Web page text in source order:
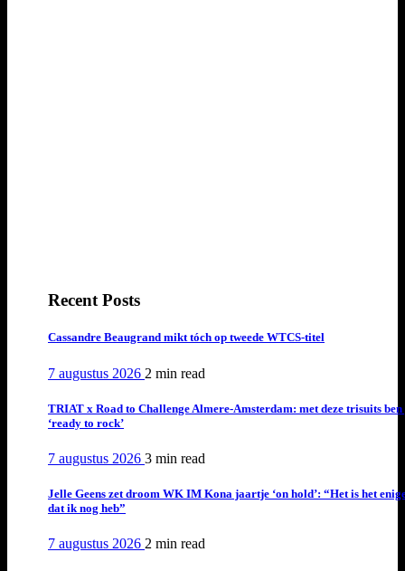
Recent Posts
Cassandre Beaugrand mikt tóch op tweede WTCS-titel
7 augustus 2026 2 min read
TRIAT x Road to Challenge Almere-Amsterdam: met deze trisuits ben
‘ready to rock’
7 augustus 2026 3 min read
Jelle Geens zet droom WK IM Kona jaartje ‘on hold’: “Het is het
dat ik nog heb”
7 augustus 2026 2 min read